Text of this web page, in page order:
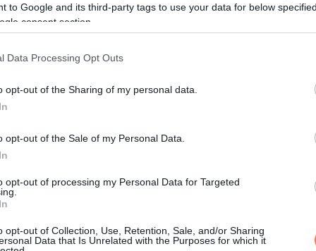
to Google and its third-party tags to use your data for below
consent section.
Data Processing Opt Outs
opt-out of the Sharing of my personal data.
opt-out of the Sale of my Personal Data.
opt-out of processing my Personal Data for Targeted
opt-out of Collection, Use, Retention, Sale, and/or Sharing
Data that Is Unrelated with the Purposes for which it
az univerzum most különleges ajándékokat tartogat
Szerencse Napja